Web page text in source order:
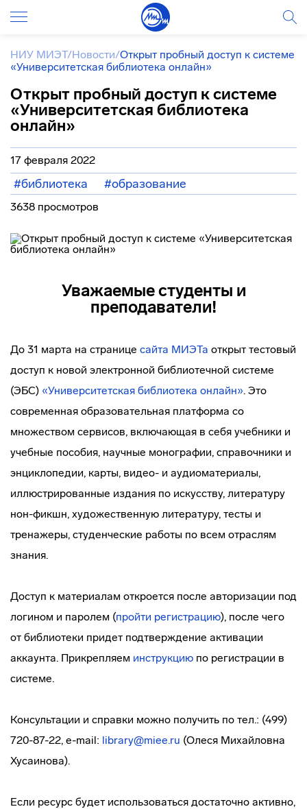
НИУ МИЭТ/Новости/Открыт пробный доступ к системе
«Университетская библиотека онлайн»
Открыт пробный доступ к системе
«Университетская библиотека
онлайн»
17 февраля 2022
#библиотека #образование
3638 просмотров
Уважаемые студенты и
преподаватели!
До 31 марта на странице сайта МИЭТа открыт тестовый
доступ к новой электронной библиотечной системе
(ЭБС) «Университетская библиотека онлайн». Это
современная образовательная платформа со
множеством сервисов, включающая в себя учебники и
учебные пособия, научные монографии, справочники и
энциклопедии, карты, видео- и аудиоматериалы,
иллюстрированные издания по искусству, литературу
нон-фикшн, художественную литературу, тесты и
тренажеры, студенческие работы по всем отраслям
знания.
Доступ к материалам откроется после авторизации под
логином и паролем (пройти регистрацию), после чего
от библиотеки придет подтверждение активации
аккаунта. Прикрепляем инструкцию по регистрации в
системе.
Консультации и справки можно получить по тел.: (499)
720-87-22, e-mail: library@miee.ru (Олеся Михайловна
Хусаинова).
Если ресурс будет использоваться достаточно активно,